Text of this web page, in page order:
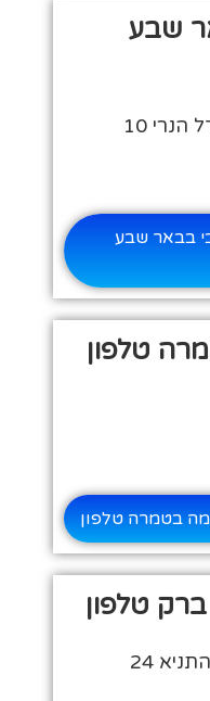
שבע
10
בבאר שבע
טלפון
בטמרה טלפון
24